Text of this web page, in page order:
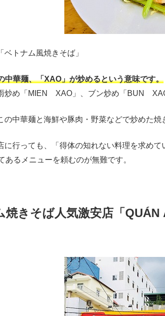
ベトナム風焼きそば」
中華麺、「XAO」が炒めるという意味です。
炒め「MIEN XAO」、ブン炒め「BUN
の中華麺と海鮮や豚肉・野菜などで炒めた焼
に行っても、「得体の知れない料理を求め
あるメニューを頼むのが無難です。
焼きそば人気激安店「QUÁN